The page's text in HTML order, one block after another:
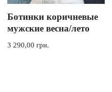
Ботинки коричневые
мужские весна/лето
3 290,00 грн.